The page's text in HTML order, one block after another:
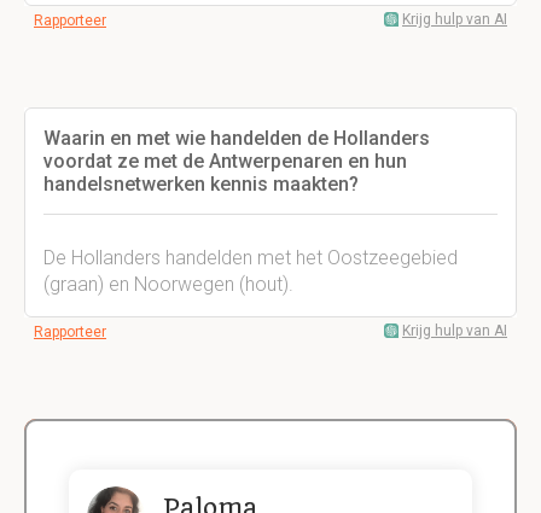
Rapporteer Krijg hulp van AI
Waarin en met wie handelden de Hollanders
voordat ze met de Antwerpenaren en hun
handelsnetwerken kennis maakten?
De Hollanders handelden met het Oostzeegebied
(graan) en Noorwegen (hout).
Rapporteer Krijg hulp van AI